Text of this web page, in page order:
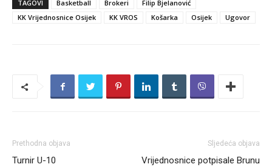
TAGOVI Basketball Brokeri
Filip Bjelanović
KK Vrijednosnice Osijek
KK VROS Košarka Osijek Ugovor
Prethodna objava
Turnir U-10
Sljedeća objava
Vrijednosnice potpisale Brunu